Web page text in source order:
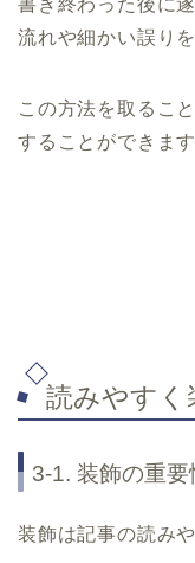
流れや細かい誤り
この方法を取るこ
することができます
読みやすく
3-1. 装飾の重要
装飾は記事の読み